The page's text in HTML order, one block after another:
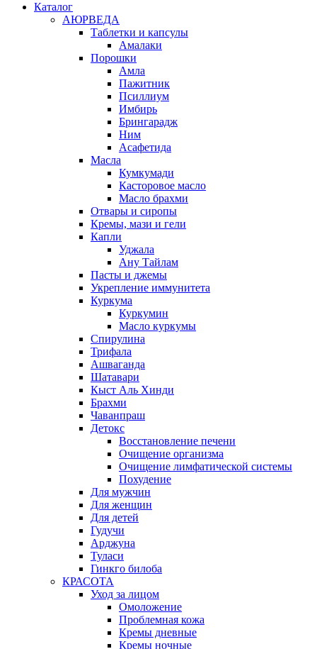
Каталог
АЮРВЕДА
Таблетки и капсулы
Амалаки
Порошки
Амла
Пажитник
Псиллиум
Имбирь
Брингарадж
Ним
Асафетида
Масла
Кумкумади
Касторовое масло
Масло брахми
Отвары и сиропы
Кремы, мази и гели
Капли
Уджала
Ану Тайлам
Пасты и джемы
Укрепление иммунитета
Куркума
Куркумин
Масло куркумы
Спирулина
Трифала
Ашваганда
Шатавари
Кыст Аль Хинди
Брахми
Чаванпраш
Детокс
Восстановление печени
Очищение организма
Очищение лимфатической системы
Похудение
Для мужчин
Для женщин
Для детей
Гудучи
Арджуна
Туласи
Гинкго билоба
КРАСОТА
Уход за лицом
Омоложение
Проблемная кожа
Кремы дневные
Кремы ночные